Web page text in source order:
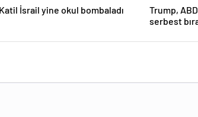
Katil İsrail yine okul bombaladı
Trump,
serbest